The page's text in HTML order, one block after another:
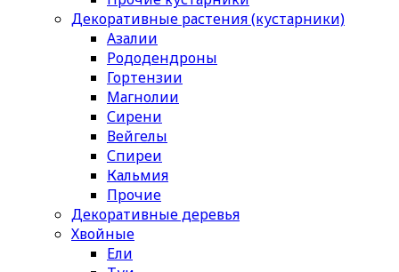
Декоративные растения (кустарники)
Азалии
Рододендроны
Гортензии
Магнолии
Сирени
Вейгелы
Спиреи
Кальмия
Прочие
Декоративные деревья
Хвойные
Ели